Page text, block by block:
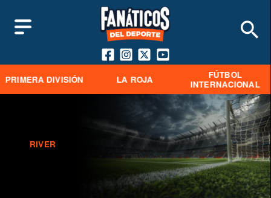
PRIMERA DIVISIÓN LA ROJA
FÚTBOL
INTERNACIONAL
RIVER